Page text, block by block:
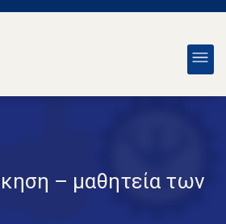
– μαθητεία των